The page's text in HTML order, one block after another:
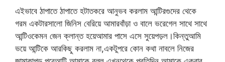
এইভাবে ঠাপাতে ঠাপাতে হটাতকরে আনুভব করলাম আন্টিরগুদের থেকে
গরম একটারসালো জিনিস বেরিয়ে আমারবাঁড়া ও বালে ভরেগেল সাথে সাথে
আন্টিওকেমন জেন ক্লান্ত হয়েআমার পাসে এসে সুয়েপড়ল।কিন্তুআমি
ভয়ে আন্টিকে আরকিছু করলাম না,একটুপরে কোন কথা নাবলে নিজের